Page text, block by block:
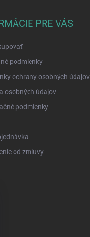
PRE VÁS
podmienky
ochrany osobných údajov
osobných údajov
podmienky
od zmluvy